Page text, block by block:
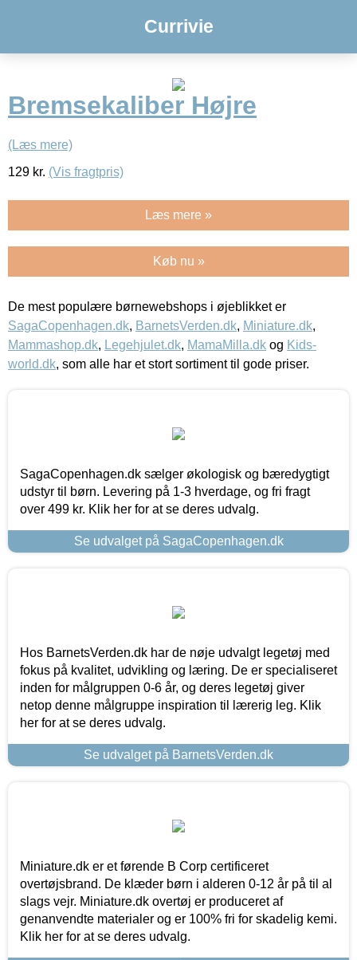
Currivie
Bremsekaliber Højre
(Læs mere)
129 kr. (Vis fragtpris)
Læs mere »
Køb nu »
De mest populære børnewebshops i øjeblikket er
SagaCopenhagen.dk, BarnetsVerden.dk, Miniature.dk,
Mammashop.dk, Legehjulet.dk, MamaMilla.dk og Kids-
world.dk, som alle har et stort sortiment til gode priser.
SagaCopenhagen.dk sælger økologisk og bæredygtigt
udstyr til børn. Levering på 1-3 hverdage, og fri fragt
over 499 kr. Klik her for at se deres udvalg.
Se udvalget på SagaCopenhagen.dk
Hos BarnetsVerden.dk har de nøje udvalgt legetøj med
fokus på kvalitet, udvikling og læring. De er specialiseret
inden for målgruppen 0-6 år, og deres legetøj giver
netop denne målgruppe inspiration til lærerig leg. Klik
her for at se deres udvalg.
Se udvalget på BarnetsVerden.dk
Miniature.dk er et førende B Corp certificeret
overtøjsbrand. De klæder børn i alderen 0-12 år på til al
slags vejr. Miniature.dk overtøj er produceret af
genanvendte materialer og er 100% fri for skadelig kemi.
Klik her for at se deres udvalg.